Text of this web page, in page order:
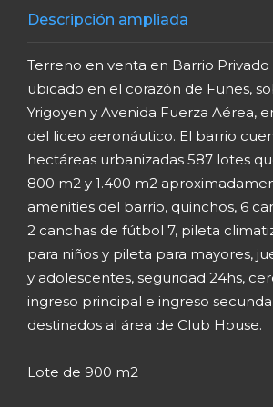
Descripción ampliada
Terreno en venta en Barrio Privado
ubicado en el corazón de Funes,
Yrigoyen y Avenida Fuerza Aérea,
del liceo aeronáutico. El barrio
hectáreas urbanizadas 587 lotes
800 m2 y 1.400 m2
amenities del barrio, quinchos, 6
2 canchas de fútbol 7, pileta
para niños y pileta para mayores,
y adolescentes, seguridad 24hs,
ingreso principal e ingreso
destinados al área de Club House.
Lote de 900 m2